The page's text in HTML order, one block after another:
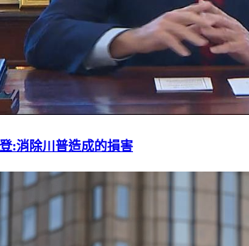
:消除川普造成的損害